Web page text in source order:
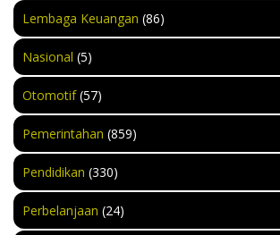
Lembaga Keuangan (86)
Nasional (5)
Otomotif(57)
Pemerintahan (859)
Pendidikan (330)
Perbelanjaan (24)